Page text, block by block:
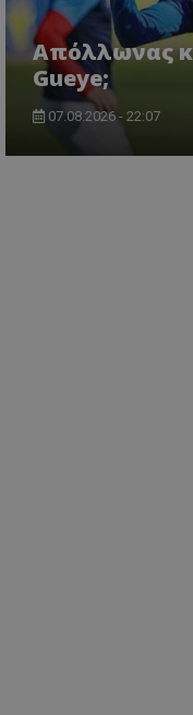
Απόλλωνας
Gueye;
07.08.2026 - 22:07